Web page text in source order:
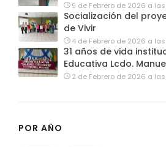
9 de Febrero de 2026 a las
Socialización del
de Vivir
4 de Febrero de 2026 a las
31 años de vida
Educativa Lcdo.
2 de Febrero de 2026 a las
POR AÑO